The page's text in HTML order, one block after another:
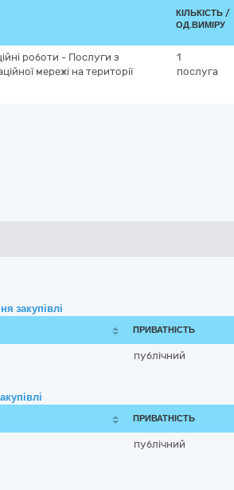
КІЛЬКІСТЬ /
ОД.ВИМІРУ
роботи - Послуги з
мережі на території
1
послуга
закупівлі
ПРИВАТНІСТЬ
публічний
ПРИВАТНІСТЬ
публічний